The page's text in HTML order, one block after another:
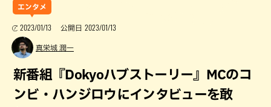
エンタメ
2023/01/13 公開日 2023/01/13
真栄城 潤一
新番組『Dokyoハブストーリー』MCのコ
ンビ・ハンジロウにインタビューを敢